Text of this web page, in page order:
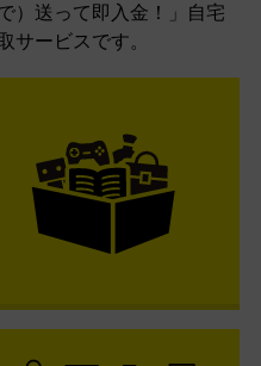
）送って即入金！」自宅
サービスです。